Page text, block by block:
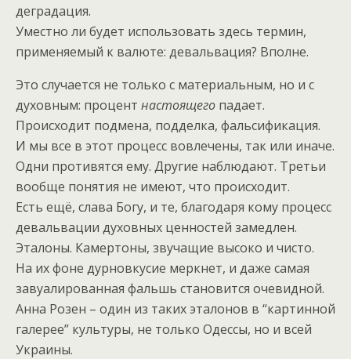
деградация.
Уместно ли будет использовать здесь термин,
применяемый к валюте: девальвация? Вполне.
Это случается не только с материальным, но и с
духовным: процент настоящего падает.
Происходит подмена, подделка, фальсификация.
И мы все в этот процесс вовлечены, так или иначе.
Одни противятся ему. Другие наблюдают. Третьи
вообще понятия не имеют, что происходит.
Есть ещё, слава Богу, и те, благодаря кому процесс
девальвации духовных ценностей замедлен.
Эталоны. Камертоны, звучащие высоко и чисто.
На их фоне дурновкусие меркнет, и даже самая
завуалированная фальшь становится очевидной.
Анна Розен – один из таких эталонов в “картинной
галерее” культуры, не только Одессы, но и всей
Украины.